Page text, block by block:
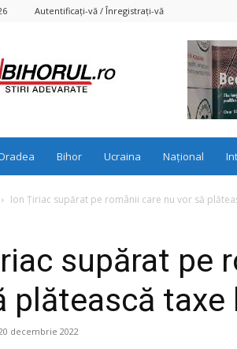
Autentificați-vă / Înregistrați-vă
Bihor Ucraina Național
Ion Țiriac supărat pe românii care nu vor să
supărat pe
plătească taxe
decembrie 2022